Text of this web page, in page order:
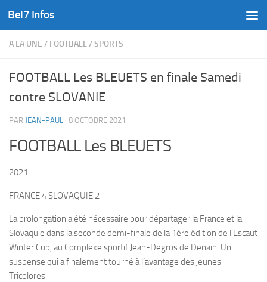
Skip to content
Bel7 Infos
A LA UNE / FOOTBALL/SPORTS
FOOTBALL Les BLEUETS en finale Samedi
contre SLOVANIE
PAR JEAN-PAUL · 8 OCTOBRE 2021
FOOTBALL Les BLEUETS
2021
FRANCE 4 SLOVAQUIE 2
La prolongation a été nécessaire pour départager la France et la
Slovaquie dans la seconde demi-finale de la 1ère édition de l’Escaut
Winter Cup, au Complexe sportif Jean-Degros de Denain. Un
suspense qui a finalement tourné à l’avantage des jeunes
Tricolores.